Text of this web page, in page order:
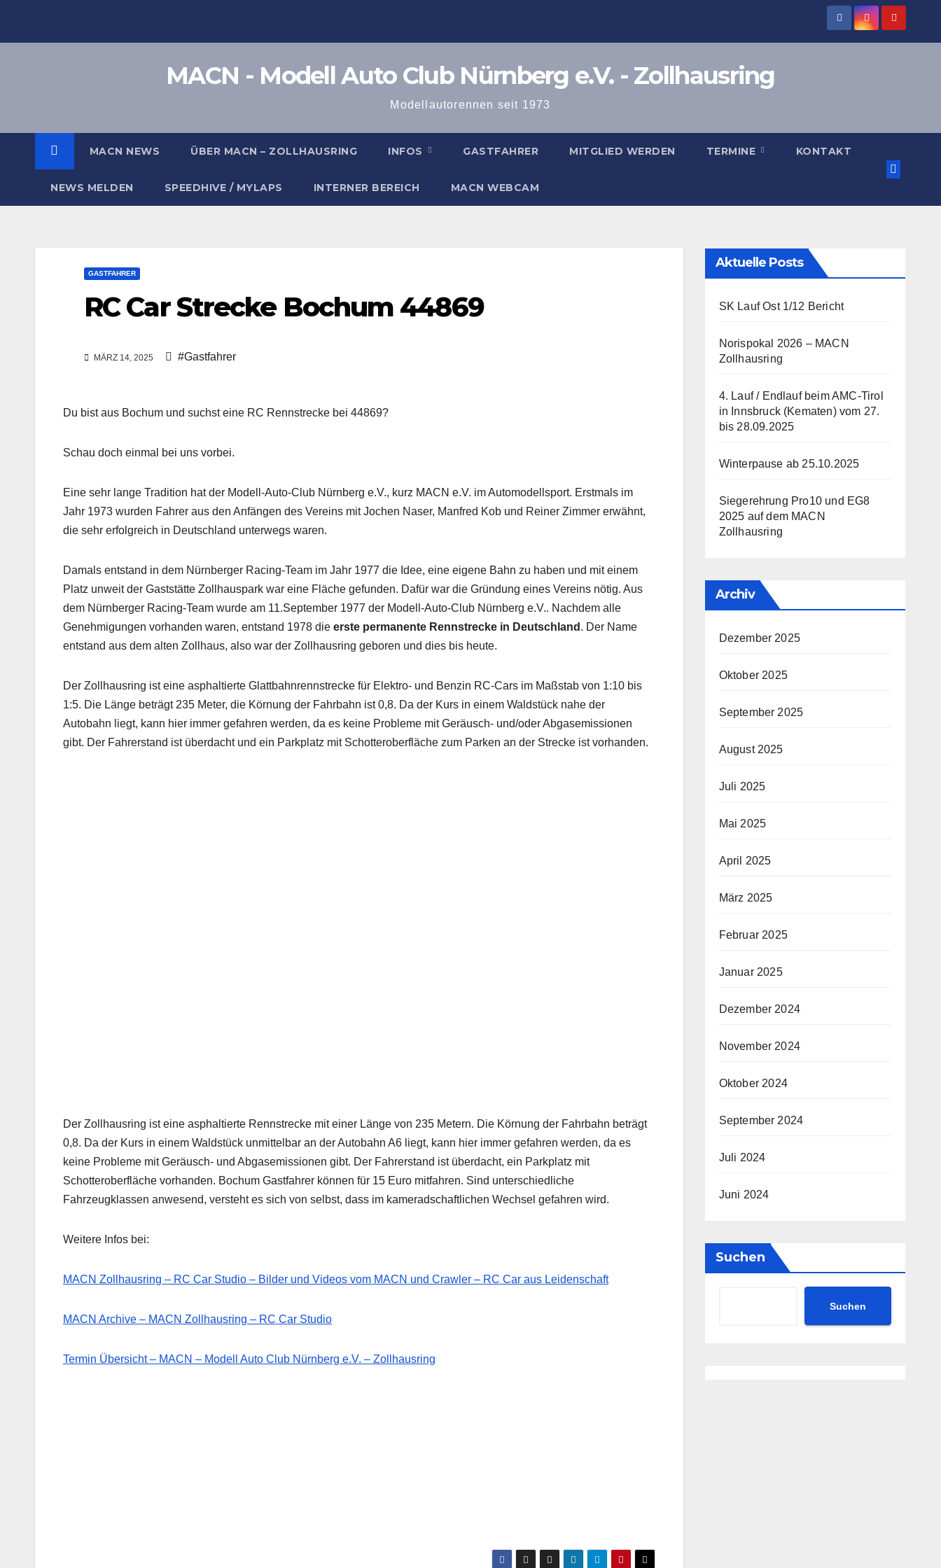
MACN - Modell Auto Club Nürnberg e.V. - Zollhausring
Modellautorennen seit 1973
MACN NEWS ÜBER MACN – ZOLLHAUSRING INFOS GASTFAHRER MITGLIED WERDEN TERMINE KONTAKT
NEWS MELDEN SPEEDHIVE / MYLAPS INTERNER BEREICH MACN WEBCAM
GASTFAHRER
RC Car Strecke Bochum 44869
MÄRZ 14, 2025 #Gastfahrer
Du bist aus Bochum und suchst eine RC Rennstrecke bei 44869?
Schau doch einmal bei uns vorbei.
Eine sehr lange Tradition hat der Modell-Auto-Club Nürnberg e.V., kurz MACN e.V. im Automodellsport. Erstmals im
Jahr 1973 wurden Fahrer aus den Anfängen des Vereins mit Jochen Naser, Manfred Kob und Reiner Zimmer erwähnt,
die sehr erfolgreich in Deutschland unterwegs waren.
Damals entstand in dem Nürnberger Racing-Team im Jahr 1977 die Idee, eine eigene Bahn zu haben und mit einem
Platz unweit der Gaststätte Zollhauspark war eine Fläche gefunden. Dafür war die Gründung eines Vereins nötig. Aus
dem Nürnberger Racing-Team wurde am 11.September 1977 der Modell-Auto-Club Nürnberg e.V.. Nachdem alle
Genehmigungen vorhanden waren, entstand 1978 die erste permanente Rennstrecke in Deutschland . Der Name
entstand aus dem alten Zollhaus, also war der Zollhausring geboren und dies bis heute.
Der Zollhausring ist eine asphaltierte Glattbahnrennstrecke für Elektro- und Benzin RC-Cars im Maßstab von 1:10 bis
1:5. Die Länge beträgt 235 Meter, die Körnung der Fahrbahn ist 0,8. Da der Kurs in einem Waldstück nahe der
Autobahn liegt, kann hier immer gefahren werden, da es keine Probleme mit Geräusch- und/oder Abgasemissionen
gibt. Der Fahrerstand ist überdacht und ein Parkplatz mit Schotteroberfläche zum Parken an der Strecke ist vorhanden.
Der Zollhausring ist eine asphaltierte Rennstrecke mit einer Länge von 235 Metern. Die Körnung der Fahrbahn beträgt
0,8. Da der Kurs in einem Waldstück unmittelbar an der Autobahn A6 liegt, kann hier immer gefahren werden, da es
keine Probleme mit Geräusch- und Abgasemissionen gibt. Der Fahrerstand ist überdacht, ein Parkplatz mit
Schotteroberfläche vorhanden. Bochum Gastfahrer können für 15 Euro mitfahren. Sind unterschiedliche
Fahrzeugklassen anwesend, versteht es sich von selbst, dass im kameradschaftlichen Wechsel gefahren wird.
Weitere Infos bei:
MACN Zollhausring – RC Car Studio – Bilder und Videos vom MACN und Crawler – RC Car aus Leidenschaft
MACN Archive – MACN Zollhausring – RC Car Studio
Termin Übersicht – MACN – Modell Auto Club Nürnberg e.V. – Zollhausring
Aktuelle Posts
SK Lauf Ost 1/12 Bericht
Norispokal 2026 – MACN
Zollhausring
4. Lauf / Endlauf beim AMC-Tirol
in Innsbruck (Kematen) vom 27.
bis 28.09.2025
Winterpause ab 25.10.2025
Siegerehrung Pro10 und EG8
2025 auf dem MACN
Zollhausring
Archiv
Dezember 2025
Oktober 2025
September 2025
August 2025
Juli 2025
Mai 2025
April 2025
März 2025
Februar 2025
Januar 2025
Dezember 2024
November 2024
Oktober 2024
September 2024
Juli 2024
Juni 2024
Suchen
Suchen